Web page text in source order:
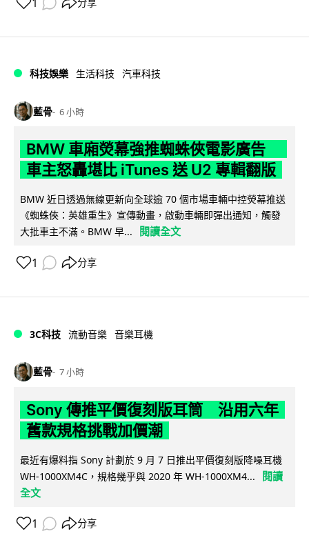
科技娛樂 生活科技 汽車科技
藍骨 6 小時
BMW 車廂熒幕強推蜘蛛俠電影廣告
車主怒轟堪比 iTunes 送 U2 專輯翻版
BMW 近日透過無線更新向全球逾 70 個市場車輛中控熒幕推送
《蜘蛛俠：英雄重生》宣傳動畫，啟動車輛即彈出通知，觸發
大批車主不滿。BMW 早...
閱讀全文
1 分享
3C科技 流動音樂 音樂耳機
藍骨 7 小時
Sony 傳推平價復刻版耳筒 沿用六年
舊款規格挑戰加價潮
最近有爆料指 Sony 計劃於 9 月 7 日推出平價復刻版降噪耳機
WH-1000XM4C，規格幾乎與 2020 年 WH-1000XM4...
閱讀
全文
1 分享